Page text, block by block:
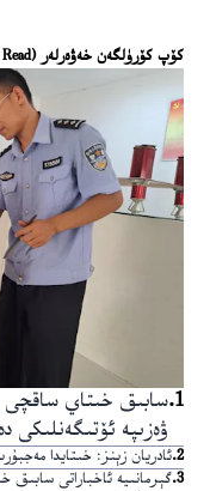
كۆپ كۆرۈلگەن خەۋەرلەر (Most Read)
1
.سابىق خىتاي ساقچى
ۋەزىپە ئۆتىگەنلىكى
2
.ئادريان زېنز: خىتايدا
3
.گېرمانىيە ئاخباراتى